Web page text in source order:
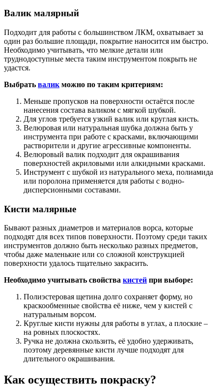
Валик малярный
Подходит для работы с большинством ЛКМ, охватывает за
один раз большие площади, покрытие наносится им быстро.
Необходимо учитывать, что мелкие детали или
труднодоступные места таким инструментом покрыть не
удастся.
Выбрать валик можно по таким критериям:
Меньше пропусков на поверхности остаётся после
нанесения состава валиком с мягкой шубкой.
Для углов требуется узкий валик или круглая кисть.
Велюровая или натуральная шубка должна быть у
инструмента при работе с красками, включающими
растворители и другие агрессивные компоненты.
Велюровый валик подходит для окрашивания
поверхностей акриловыми или алкидными красками.
Инструмент с шубкой из натурального меха, полиамида
или поролона применяется для работы с водно-
дисперсионными составами.
Кисти малярные
Бывают разных диаметров и материалов ворса, которые
подходят для всех типов поверхности. Поэтому среди таких
инструментов должно быть несколько разных предметов,
чтобы даже маленькие или со сложной конструкцией
поверхности удалось тщательно закрасить.
Необходимо учитывать свойства кистей при выборе:
Полиэстеровая щетина долго сохраняет форму, но
краскообменные свойства её ниже, чем у кистей с
натуральным ворсом.
Круглые кисти нужны для работы в углах, а плоские –
на ровных плоскостях.
Ручка не должна скользить, её удобно удерживать,
поэтому деревянные кисти лучше подходят для
длительного окрашивания.
Как осуществить покраску?